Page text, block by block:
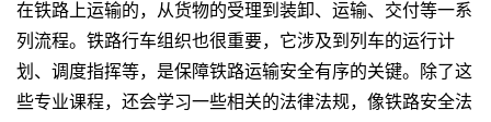
在铁路上运输的，从货物的受理到装卸、运输、交付等一系
列流程。铁路行车组织也很重要，它涉及到列车的运行计
划、调度指挥等，是保障铁路运输安全有序的关键。除了这
些专业课程，还会学习一些相关的法律法规，像铁路安全法